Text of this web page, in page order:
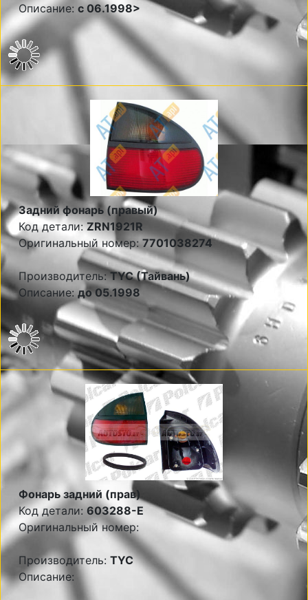
Описание: с 06.1998>
Задний фонарь (правый)
Код детали:ZRN1921R
Оригинальный номер:7701038274
Производитель:TYC (Тайвань)
Описание:до 05.1998
Фонарь задний (прав)
Код детали: 603288-E
Оригинальный номер:
Производитель: TYC
Описание: